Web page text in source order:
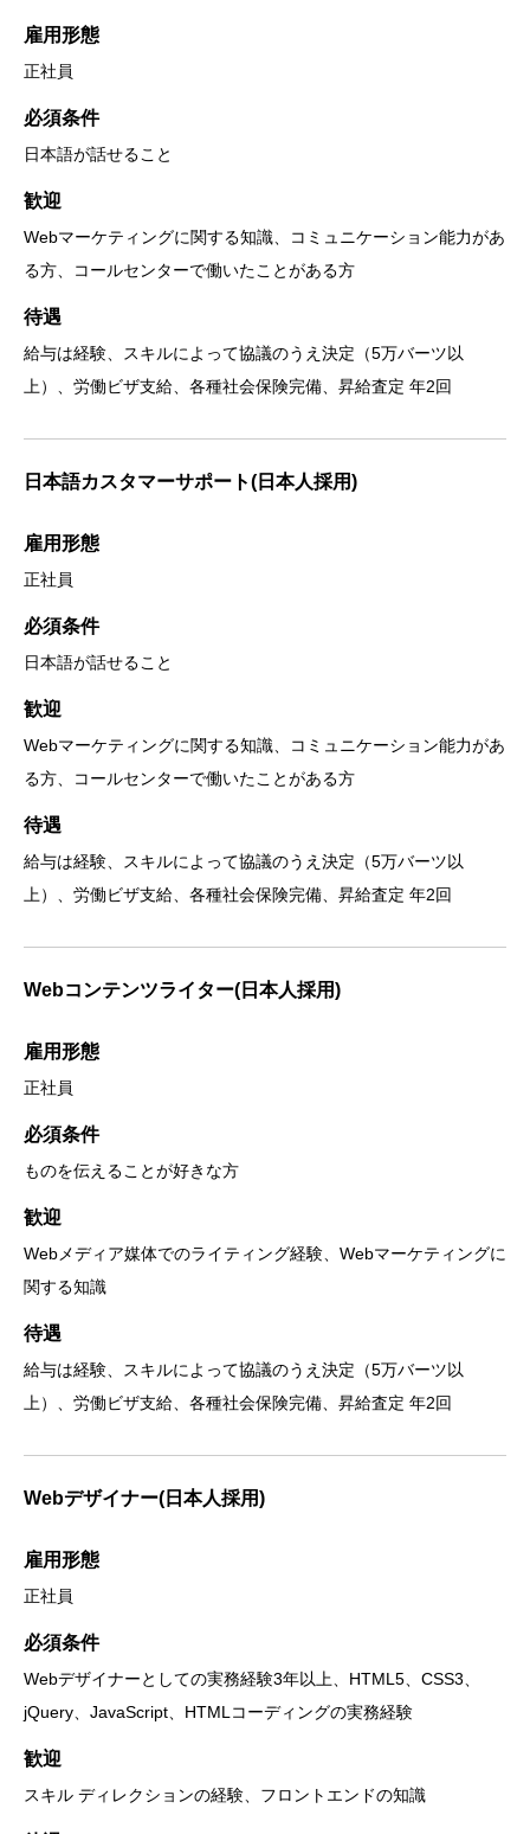
雇用形態
正社員
必須条件
日本語が話せること
歓迎
Webマーケティングに関する知識、コミュニケーション能力があ
る方、コールセンターで働いたことがある方
待遇
給与は経験、スキルによって協議のうえ決定（5万バーツ以
上）、労働ビザ支給、各種社会保険完備、昇給査定 年2回
日本語カスタマーサポート(日本人採用)
雇用形態
正社員
必須条件
日本語が話せること
歓迎
Webマーケティングに関する知識、コミュニケーション能力があ
る方、コールセンターで働いたことがある方
待遇
給与は経験、スキルによって協議のうえ決定（5万バーツ以
上）、労働ビザ支給、各種社会保険完備、昇給査定 年2回
Webコンテンツライター(日本人採用)
雇用形態
正社員
必須条件
ものを伝えることが好きな方
歓迎
Webメディア媒体でのライティング経験、Webマーケティングに
関する知識
待遇
給与は経験、スキルによって協議のうえ決定（5万バーツ以
上）、労働ビザ支給、各種社会保険完備、昇給査定 年2回
Webデザイナー(日本人採用)
雇用形態
正社員
必須条件
Webデザイナーとしての実務経験3年以上、HTML5、CSS3、
jQuery、JavaScript、HTMLコーディングの実務経験
歓迎
スキル ディレクションの経験、フロントエンドの知識